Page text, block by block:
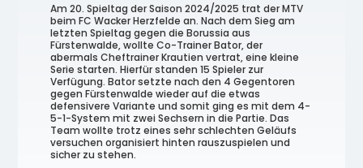
Am 20. Spieltag der Saison 2024/2025 trat der MTV
beim FC Wacker Herzfelde an. Nach dem Sieg am
letzten Spieltag gegen die Borussia aus
Fürstenwalde, wollte Co-Trainer Bator, der
abermals Cheftrainer Krautien vertrat, eine kleine
Serie starten. Hierfür standen 15 Spieler zur
Verfügung. Bator setzte nach den 4 Gegentoren
gegen Fürstenwalde wieder auf die etwas
defensivere Variante und somit ging es mit dem 4-
5-1-System mit zwei Sechsern in die Partie. Das
Team wollte trotz eines sehr schlechten Geläufs
versuchen organisiert hinten rauszuspielen und
sicher zu stehen.